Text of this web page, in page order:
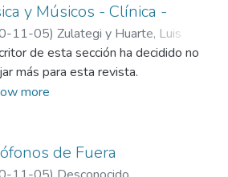
y Músicos - Clínica -
11-05) Zulategi y Huarte, Luis
de de esta sección ha decidido no
más para esta revista.
more
de Fuera